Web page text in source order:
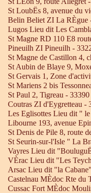
St LoubËs 8, avenue du
Belin Beliet ZI La RÈgue
Lugos Lieu dit Les
St Magne RD 110 E8
Pineuilh ZI Pineuilh -
St Magne de Castillon 4,
St Aubin de Blaye 9,
St Gervais 1, Zone
St Mariens 2 bis
St Paul 2, Tigreau - 33390
Coutras ZI d'Eygretteau -
Les Eglisottes Lieu dit "
Libourne 193, avenue
St Denis de Pile 8, route
St Seurin-sur-l'Isle " La
Vayres Lieu dit
VÈrac Lieu dit "Les
Arsac Lieu dit "la
Castelnau MÈdoc Rte du
Cussac Fort MÈdoc